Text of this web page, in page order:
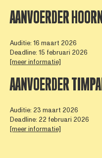
AANVOERDER
Auditie: 16 maart 2026
Deadline: 15 februari 2026
[meer informatie]
AANVOERDER
Auditie: 23 maart 2026
Deadline: 22 februari 2026
[meer informatie]